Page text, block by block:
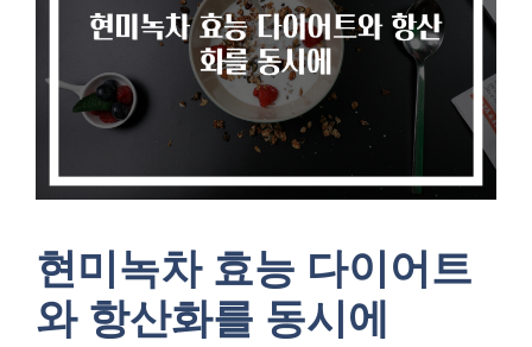
현미녹차 효능 다이어트
와 항산화를 동시에